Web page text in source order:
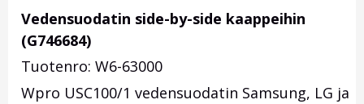
Vedensuodatin side-by-side kaappeihin
(G746684)
Tuotenro: W6-63000
Wpro USC100/1 vedensuodatin Samsung, LG ja